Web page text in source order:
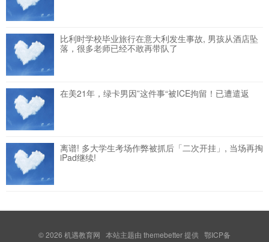
比利时学校毕业旅行在意大利发生事故, 男孩从酒店坠
落，很多老师已经不敢再带队了
在美21年，绿卡男因”这件事“被ICE拘留！已遭遣返
离谱! 多大学生考场作弊被抓后「二次开挂」, 当场再掏
iPad继续!
© 2026 机遇教育网 本站主题由 themebetter提供 鄂ICP备